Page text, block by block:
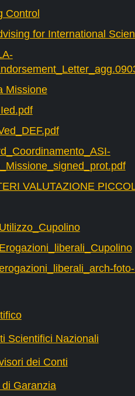
Control
for International
Missione
VALUTAZIONE
Scientifici Nazionali
dei Conti
Garanzia